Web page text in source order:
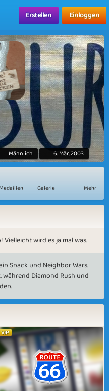
Erstellen Einloggen
Männlich 6. Mär, 2003
Medaillen Galerie Mehr
Vielleicht wird es ja mal was.
Snack und Neighbor Wars.
während Diamond Rush und
VIP